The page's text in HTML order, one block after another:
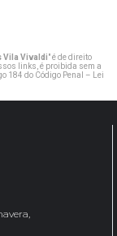
Vila Vivaldi" é de direito
links, é proibida sem a
184 do Código Penal – Lei